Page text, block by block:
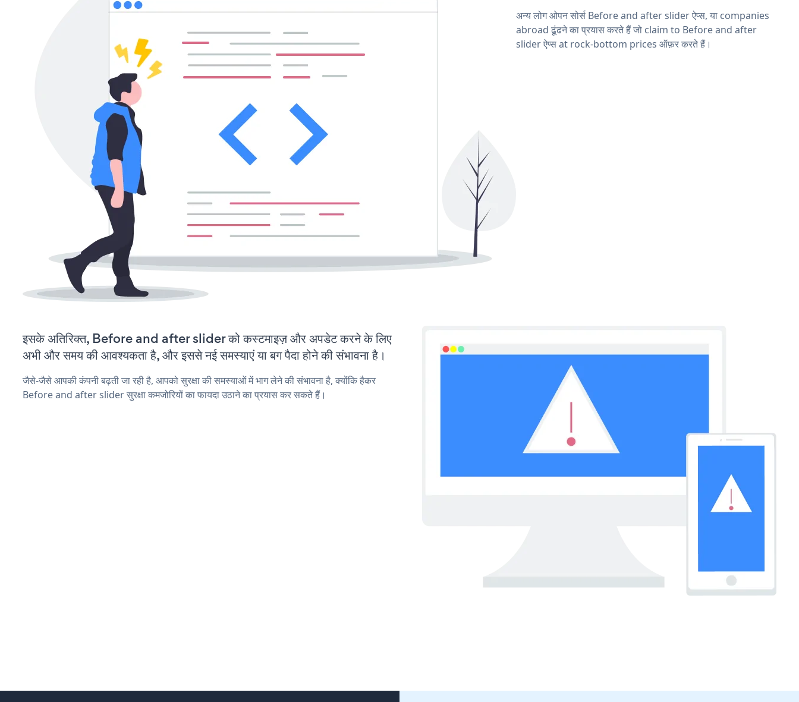
अन्य लोग ओपन सोर्स Before and after slider ऐप्स, या companies
abroad ढूंढने का प्रयास करते हैं जो claim to Before and after
slider ऐप्स at rock-bottom prices ऑफ़र करते हैं।
इसके अतिरिक्त, Before and after slider को कस्टमाइज़ और अपडेट करने के लिए
अभी और समय की आवश्यकता है, और इससे नई समस्याएं या बग पैदा होने की संभावना है।
जैसे-जैसे आपकी कंपनी बढ़ती जा रही है, आपको सुरक्षा की समस्याओं में भाग लेने की संभावना है, क्योंकि हैकर
Before and after slider सुरक्षा कमजोरियों का फायदा उठाने का प्रयास कर सकते हैं।